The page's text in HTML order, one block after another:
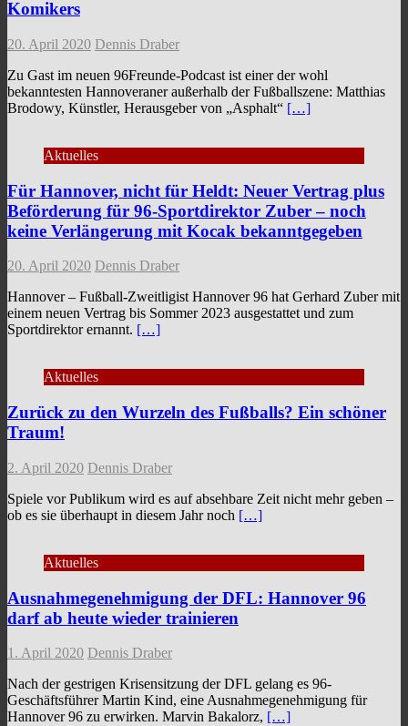
Komikers
20. April 2020 Dennis Draber
Zu Gast im neuen 96Freunde-Podcast ist einer der wohl
bekanntesten Hannoveraner außerhalb der Fußballszene: Matthias
Brodowy, Künstler, Herausgeber von „Asphalt“ […]
Aktuelles
Für Hannover, nicht für Heldt: Neuer Vertrag plus
Beförderung für 96-Sportdirektor Zuber – noch
keine Verlängerung mit Kocak bekanntgegeben
20. April 2020 Dennis Draber
Hannover – Fußball-Zweitligist Hannover 96 hat Gerhard Zuber mit
einem neuen Vertrag bis Sommer 2023 ausgestattet und zum
Sportdirektor ernannt. […]
Aktuelles
Zurück zu den Wurzeln des Fußballs? Ein schöner
Traum!
2. April 2020 Dennis Draber
Spiele vor Publikum wird es auf absehbare Zeit nicht mehr geben –
ob es sie überhaupt in diesem Jahr noch […]
Aktuelles
Ausnahmegenehmigung der DFL: Hannover 96
darf ab heute wieder trainieren
1. April 2020 Dennis Draber
Nach der gestrigen Krisensitzung der DFL gelang es 96-
Geschäftsführer Martin Kind, eine Ausnahmegenehmigung für
Hannover 96 zu erwirken. Marvin Bakalorz, […]